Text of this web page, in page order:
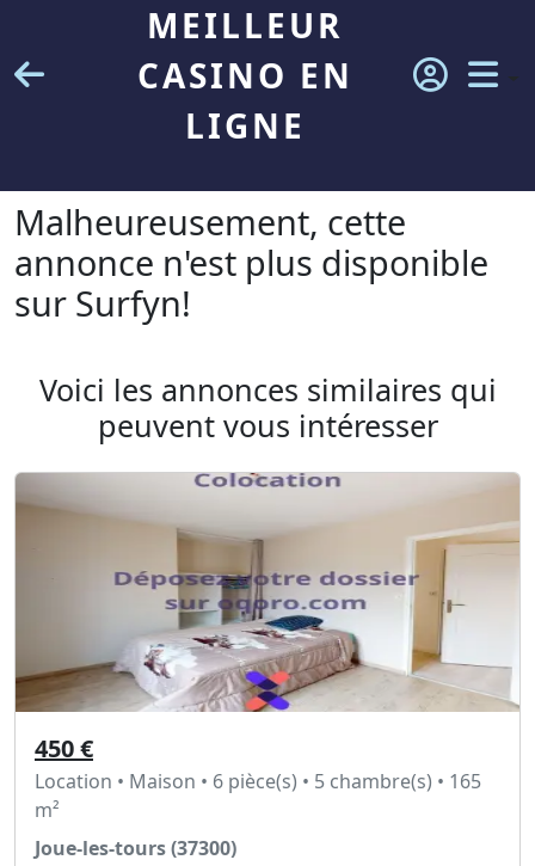
MEILLEUR
CASINO EN
LIGNE
Malheureusement, cette
annonce n'est plus disponible
sur Surfyn!
Voici les annonces similaires qui
peuvent vous intéresser
450 €
Location • Maison • 6 pièce(s) • 5 chambre(s) • 165
m²
Joue-les-tours (37300)